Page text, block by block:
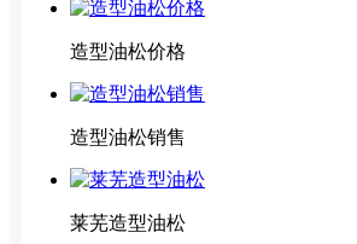
造型油松价格
造型油松销售
莱芜造型油松